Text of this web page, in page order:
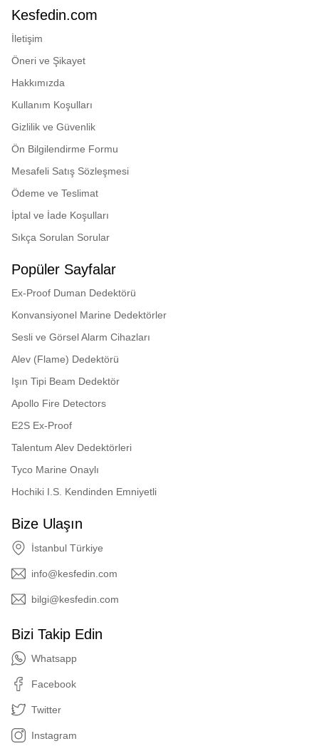
Kesfedin.com
İletişim
Öneri ve Şikayet
Hakkımızda
Kullanım Koşulları
Gizlilik ve Güvenlik
Ön Bilgilendirme Formu
Mesafeli Satış Sözleşmesi
Ödeme ve Teslimat
İptal ve İade Koşulları
Sıkça Sorulan Sorular
Popüler Sayfalar
Ex-Proof Duman Dedektörü
Konvansiyonel Marine Dedektörler
Sesli ve Görsel Alarm Cihazları
Alev (Flame) Dedektörü
Işın Tipi Beam Dedektör
Apollo Fire Detectors
E2S Ex-Proof
Talentum Alev Dedektörleri
Tyco Marine Onaylı
Hochiki I.S. Kendinden Emniyetli
Bize Ulaşın
İstanbul Türkiye
info@kesfedin.com
bilgi@kesfedin.com
Bizi Takip Edin
Whatsapp
Facebook
Twitter
Instagram